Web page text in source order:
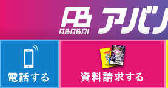
© 2024 ABABAI